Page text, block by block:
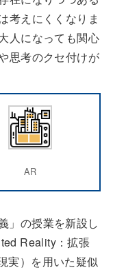
考えにくくなりま
人になっても関心
思考のクセ付けが
AR
」の授業を新設し
Reality：拡張
実）を用いた疑似